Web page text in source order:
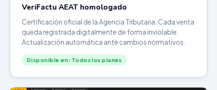
VeriFactu AEAT homologado
Certificación oficial de la Agencia Tributaria. Cada venta
queda registrada digitalmente de forma inviolable.
Actualización automática ante cambios normativos.
Disponible en: Todos los planes